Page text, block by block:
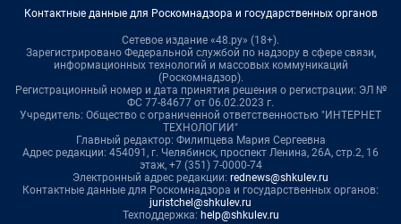
Контактные данные для Роскомнадзора и государственных органов
Сетевое издание «48.ру» (18+).
Зарегистрировано Федеральной службой по надзору в сфере связи,
информационных технологий и массовых коммуникаций
(Роскомнадзор).
Регистрационный номер и дата принятия решения о регистрации: ЭЛ №
ФС 77-84677 от 06.02.2023 г.
Учредитель: Общество с ограниченной ответственностью "ИНТЕРНЕТ
ТЕХНОЛОГИИ"
Главный редактор: Филипцева Мария Сергеевна
Адрес редакции: 454091, г. Челябинск, проспект Ленина, 26А, стр.2, 16
этаж, +7 (351) 7-0000-74
Электронный адрес редакции: rednews@shkulev.ru
Контактные данные для Роскомнадзора и государственных органов:
juristchel@shkulev.ru
Техподдержка: help@shkulev.ru